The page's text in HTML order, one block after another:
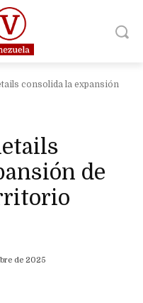
consolida la expansión
de
de 2025